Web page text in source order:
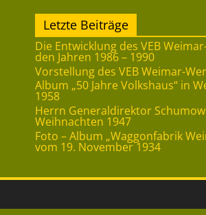
Letzte Beiträge
Die Entwicklung des VEB
den Jahren 1986 – 1990
Vorstellung des VEB Weimar-
Album „50 Jahre Volkshaus“ in
1958
Herrn Generaldirektor Schumow
Weihnachten 1947
Foto – Album „Waggonfabrik
vom 19. November 1934